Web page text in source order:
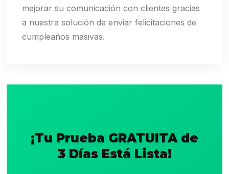
mejorar su comunicación con clientes gracias
a nuestra solución de enviar felicitaciones de
cumpleaños masivas.
¡Tu Prueba GRATUITA de
3 Días Está Lista!